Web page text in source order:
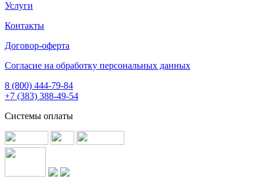
Услуги
Контакты
Договор-оферта
Согласие на обработку персональных данных
8 (800) 444-79-84
+7 (383) 388-49-54
Системы оплаты